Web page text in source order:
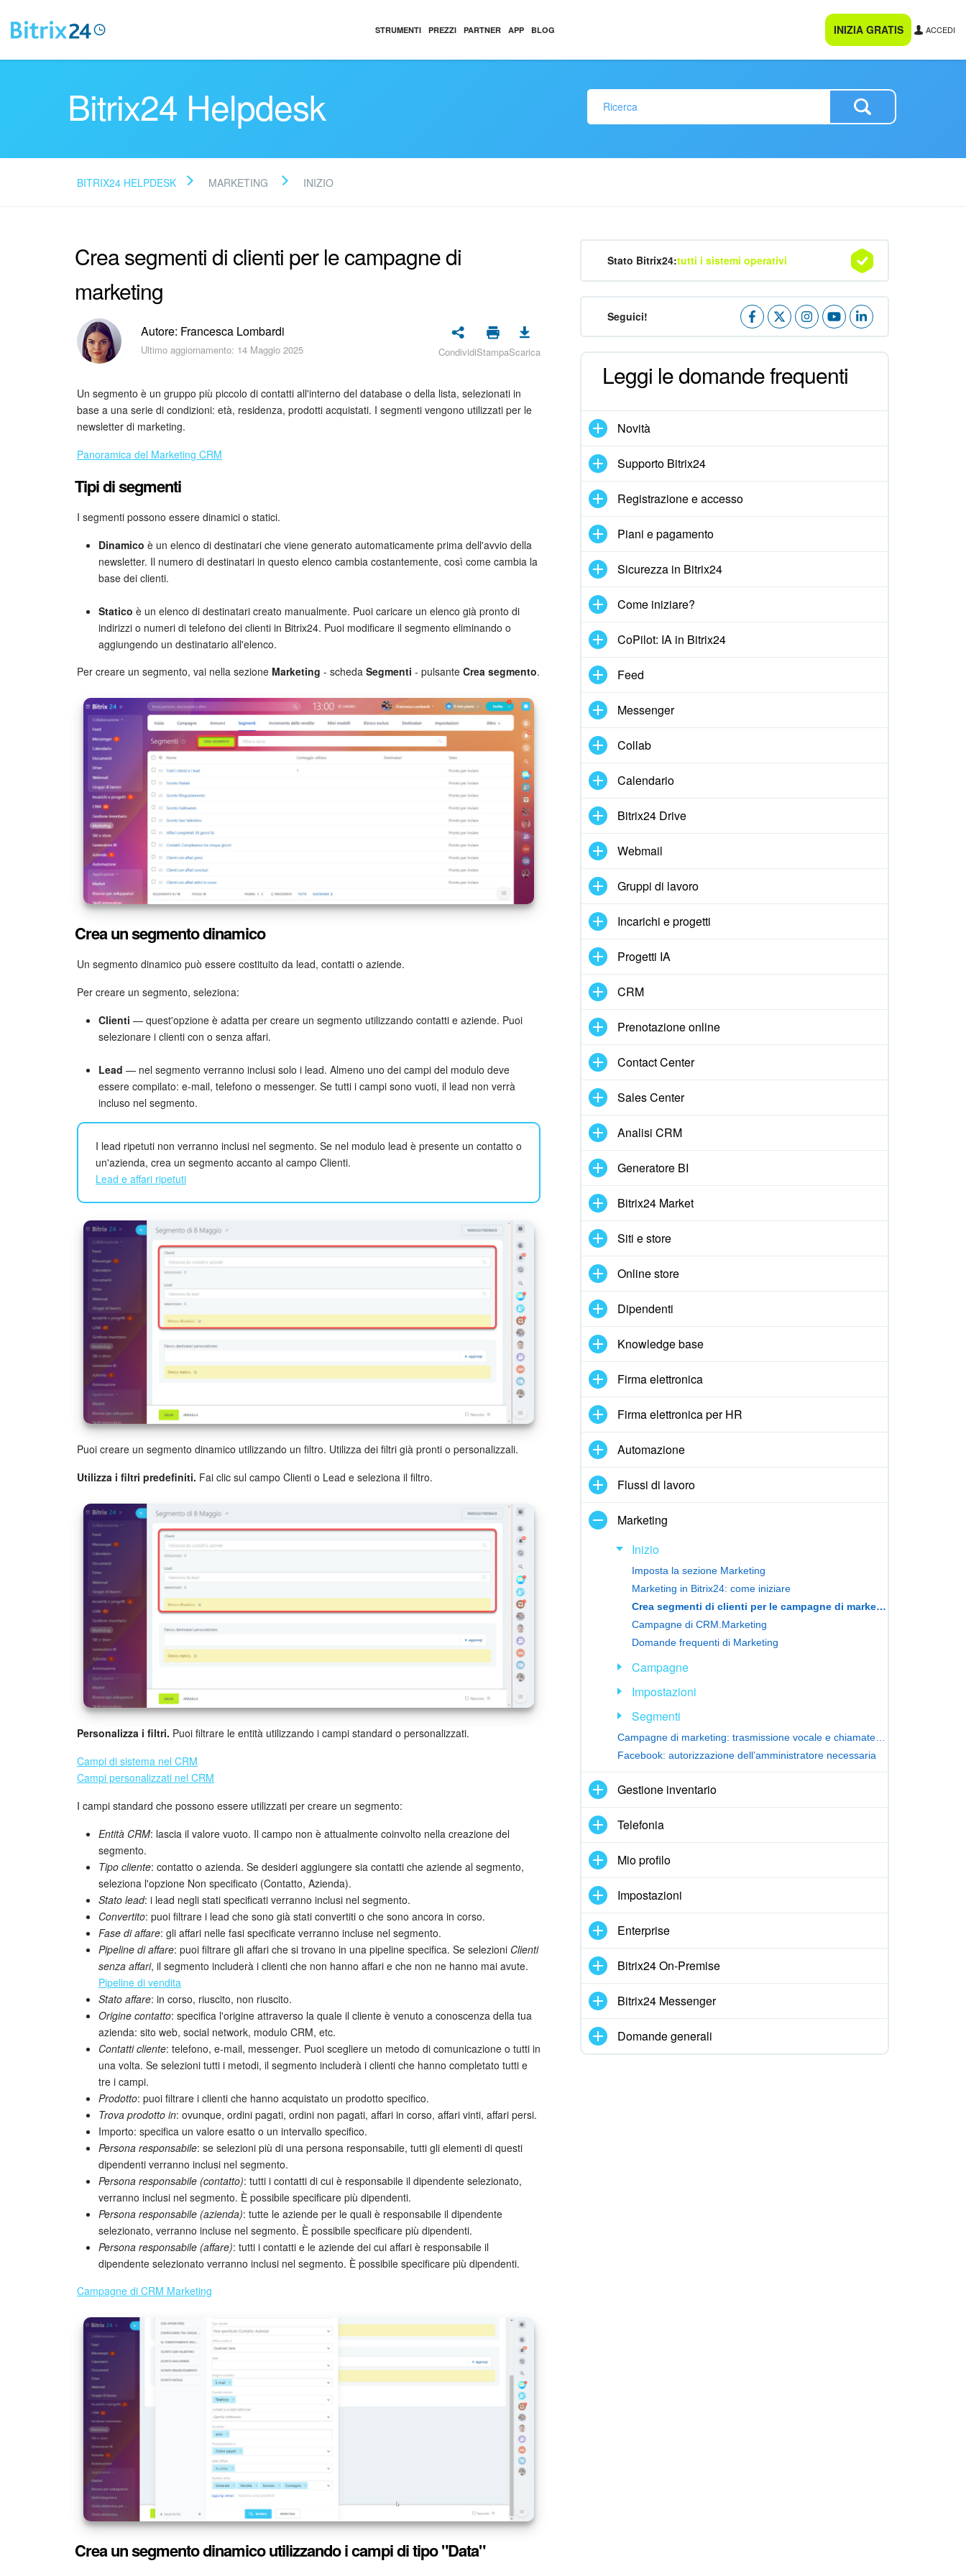
STRUMENTI PREZZI PARTNER APP BLOG INIZIA GRATIS ACCEDI
Bitrix24 Helpdesk
BITRIX24 HELPDESK MARKETING INIZIO
Crea segmenti di clienti per le campagne di
marketing
Autore: Francesca Lombardi
Ultimo aggiornamento: 14 Maggio 2025 CondividiStampaScarica
Un segmento è un gruppo più piccolo di contatti all'interno del database o della lista, selezionati in
base a una serie di condizioni: età, residenza, prodotti acquistati. I segmenti vengono utilizzati per le
newsletter di marketing.
Panoramica del Marketing CRM
Tipi di segmenti
I segmenti possono essere dinamici o statici.
Dinamico è un elenco di destinatari che viene generato automaticamente prima dell'avvio della
newsletter. Il numero di destinatari in questo elenco cambia costantemente, così come cambia la
base dei clienti.
Statico è un elenco di destinatari creato manualmente. Puoi caricare un elenco già pronto di
indirizzi o numeri di telefono dei clienti in Bitrix24. Puoi modificare il segmento eliminando o
aggiungendo un destinatario all'elenco.
Per creare un segmento, vai nella sezione Marketing - scheda Segmenti - pulsante Crea segmento.
Crea un segmento dinamico
Un segmento dinamico può essere costituito da lead, contatti o aziende.
Per creare un segmento, seleziona:
Clienti — quest'opzione è adatta per creare un segmento utilizzando contatti e aziende. Puoi
selezionare i clienti con o senza affari.
Lead — nel segmento verranno inclusi solo i lead. Almeno uno dei campi del modulo deve
essere compilato: e-mail, telefono o messenger. Se tutti i campi sono vuoti, il lead non verrà
incluso nel segmento.
I lead ripetuti non verranno inclusi nel segmento. Se nel modulo lead è presente un contatto o
un'azienda, crea un segmento accanto al campo Clienti.
Lead e affari ripetuti
Puoi creare un segmento dinamico utilizzando un filtro. Utilizza dei filtri già pronti o personalizzali.
Utilizza i filtri predefiniti. Fai clic sul campo Clienti o Lead e seleziona il filtro.
Personalizza i filtri. Puoi filtrare le entità utilizzando i campi standard o personalizzati.
Campi di sistema nel CRM
Campi personalizzati nel CRM
I campi standard che possono essere utilizzati per creare un segmento:
Entità CRM: lascia il valore vuoto. Il campo non è attualmente coinvolto nella creazione del
segmento.
Tipo cliente: contatto o azienda. Se desideri aggiungere sia contatti che aziende al segmento,
seleziona l'opzione Non specificato (Contatto, Azienda).
Stato lead: i lead negli stati specificati verranno inclusi nel segmento.
Convertito: puoi filtrare i lead che sono già stati convertiti o che sono ancora in corso.
Fase di affare: gli affari nelle fasi specificate verranno incluse nel segmento.
Pipeline di affare: puoi filtrare gli affari che si trovano in una pipeline specifica. Se selezioni Clienti
senza affari, il segmento includerà i clienti che non hanno affari e che non ne hanno mai avute.
Pipeline di vendita
Stato affare: in corso, riuscito, non riuscito.
Origine contatto: specifica l'origine attraverso la quale il cliente è venuto a conoscenza della tua
azienda: sito web, social network, modulo CRM, etc.
Contatti cliente: telefono, e-mail, messenger. Puoi scegliere un metodo di comunicazione o tutti in
una volta. Se selezioni tutti i metodi, il segmento includerà i clienti che hanno completato tutti e
tre i campi.
Prodotto: puoi filtrare i clienti che hanno acquistato un prodotto specifico.
Trova prodotto in: ovunque, ordini pagati, ordini non pagati, affari in corso, affari vinti, affari persi.
Importo: specifica un valore esatto o un intervallo specifico.
Persona responsabile: se selezioni più di una persona responsabile, tutti gli elementi di questi
dipendenti verranno inclusi nel segmento.
Persona responsabile (contatto): tutti i contatti di cui è responsabile il dipendente selezionato,
verranno inclusi nel segmento. È possibile specificare più dipendenti.
Persona responsabile (azienda): tutte le aziende per le quali è responsabile il dipendente
selezionato, verranno incluse nel segmento. È possibile specificare più dipendenti.
Persona responsabile (affare): tutti i contatti e le aziende dei cui affari è responsabile il
dipendente selezionato verranno inclusi nel segmento. È possibile specificare più dipendenti.
Campagne di CRM Marketing
Crea un segmento dinamico utilizzando i campi di tipo "Data"
Stato Bitrix24:tutti i sistemi operativi
Seguici!
Leggi le domande frequenti
Novità
Supporto Bitrix24
Registrazione e accesso
Piani e pagamento
Sicurezza in Bitrix24
Come iniziare?
CoPilot: IA in Bitrix24
Feed
Messenger
Collab
Calendario
Bitrix24 Drive
Webmail
Gruppi di lavoro
Incarichi e progetti
Progetti IA
CRM
Prenotazione online
Contact Center
Sales Center
Analisi CRM
Generatore BI
Bitrix24 Market
Siti e store
Online store
Dipendenti
Knowledge base
Firma elettronica
Firma elettronica per HR
Automazione
Flussi di lavoro
Marketing
Inizio
Imposta la sezione Marketing
Marketing in Bitrix24: come iniziare
Crea segmenti di clienti per le campagne di marketing
Campagne di CRM.Marketing
Domande frequenti di Marketing
Campagne
Impostazioni
Segmenti
Facebook: autorizzazione dell’amministratore necessaria
Gestione inventario
Telefonia
Mio profilo
Impostazioni
Enterprise
Bitrix24 On-Premise
Bitrix24 Messenger
Domande generali